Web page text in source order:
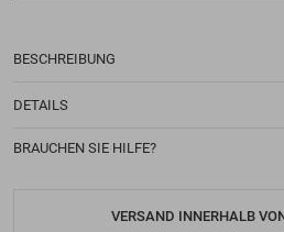
BESCHREIBUNG
DETAILS
BRAUCHEN SIE HILFE?
VERSAND INNERHALB